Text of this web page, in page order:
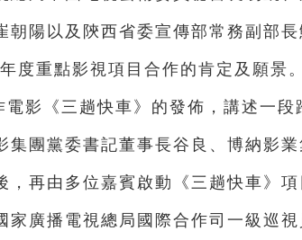
朝陽以及陝西省委宣傳部常務副部
度重點影視項目合作的肯定及願景。
影《三趟快車》的發佈，講述一段
集團黨委書記董事長谷良、博納影
再由多位嘉賓啟動《三趟快車》項
廣播電視總局國際合作司一級巡視